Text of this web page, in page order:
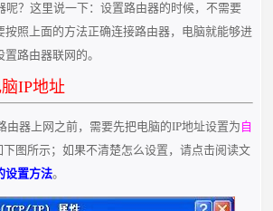
呢？这里说一下：设置路由器的时候，不需要
按照上面的方法正确连接路由器，电脑就能够进
路由器联网的。
IP地址
由器上网之前，需要先把电脑的IP地址设置为 自
下图所示；如果不清楚怎么设置，请点击阅读文
设置方法。